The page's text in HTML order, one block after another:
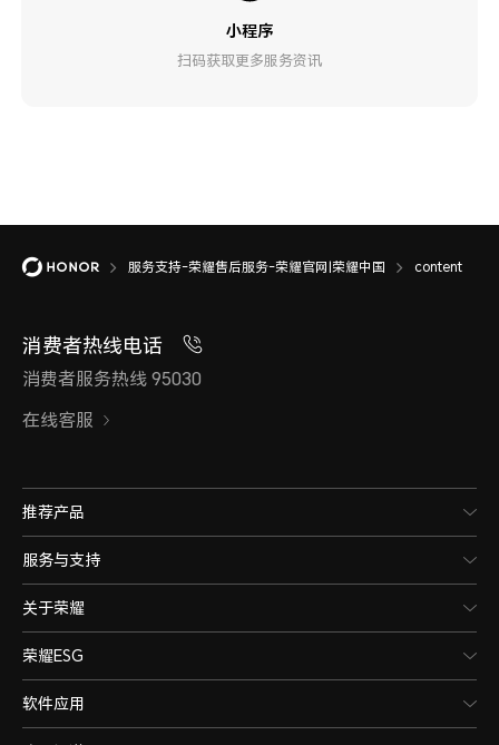
小程序
扫码获取更多服务资讯
服务支持-荣耀售后服务-荣耀官网|荣耀中国 content
消费者热线电话
消费者服务热线 95030
在线客服
推荐产品
服务与支持
关于荣耀
荣耀ESG
软件应用